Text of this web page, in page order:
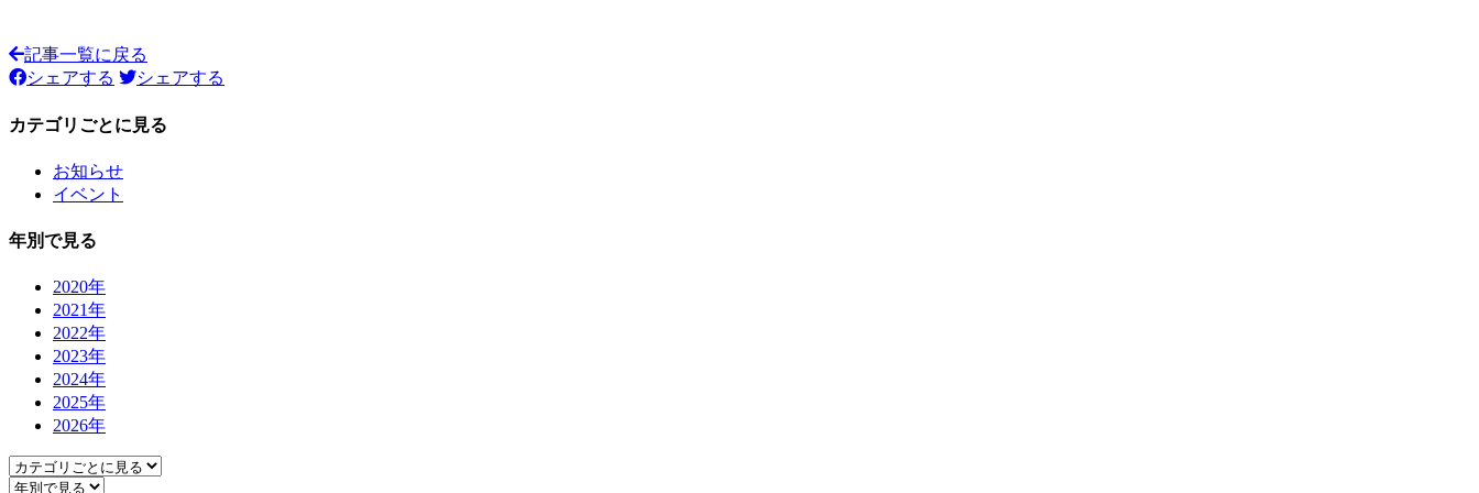
記事一覧に戻る
シェアする
シェアする
カテゴリごとに見る
お知らせ
イベント
年別で見る
2020年
2021年
2022年
2023年
2024年
2025年
2026年